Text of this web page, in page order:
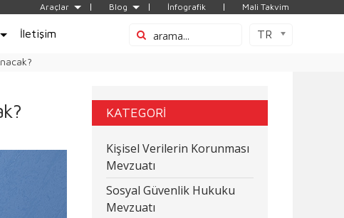
Araçlar Blog İnfografik Mali Takvim
İletişim TR
KATEGORİ
Kişisel Verilerin Korunması
Mevzuatı
Sosyal Güvenlik Hukuku
Mevzuatı